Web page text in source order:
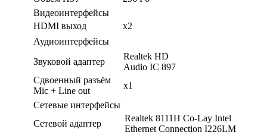
Видеоинтерфейсы
HDMI выход
x2
Аудиоинтерфейсы
Звуковой адаптер
Realtek HD
Audio IC 897
Сдвоенный разъём
Mic + Line out
х1
Сетевые интерфейсы
Сетевой адаптер
Realtek 8111H Co-Lay Intel
Ethernet Connection I226LM